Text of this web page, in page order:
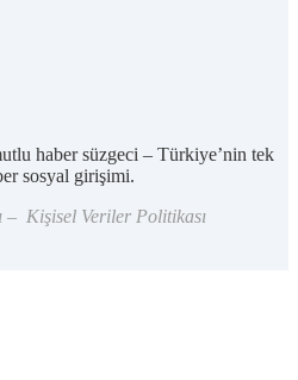
haber süzgeci – Türkiye’nin tek
sosyal girişimi.
– Kişisel Veriler Politikası